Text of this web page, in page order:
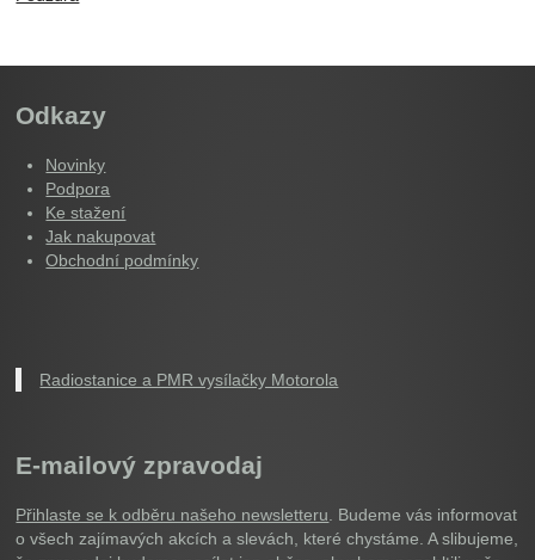
Odkazy
Novinky
Podpora
Ke stažení
Jak nakupovat
Obchodní podmínky
Radiostanice a PMR vysílačky Motorola
E-mailový zpravodaj
Přihlaste se k odběru našeho newsletteru . Budeme vás informovat
o všech zajímavých akcích a slevách, které chystáme. A slibujeme,